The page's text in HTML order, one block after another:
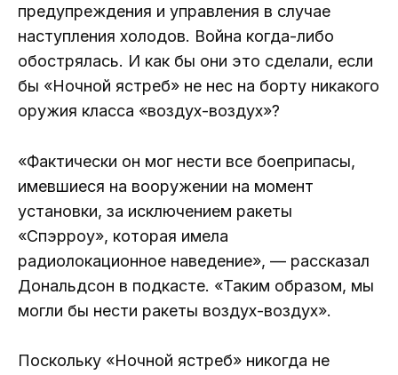
предупреждения и управления в случае
наступления холодов. Война когда-либо
обострялась. И как бы они это сделали, если
бы «Ночной ястреб» не нес на борту никакого
оружия класса «воздух-воздух»?
«Фактически он мог нести все боеприпасы,
имевшиеся на вооружении на момент
установки, за исключением ракеты
«Спэрроу», которая имела
радиолокационное наведение», — рассказал
Дональдсон в подкасте. «Таким образом, мы
могли бы нести ракеты воздух-воздух».
Поскольку «Ночной ястреб» никогда не